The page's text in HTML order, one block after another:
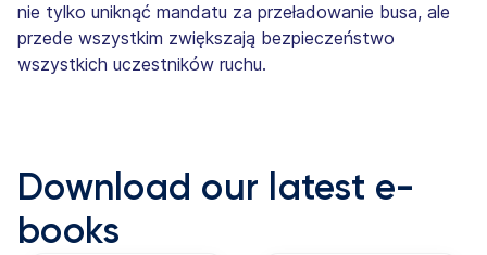
nie tylko uniknąć mandatu za przeładowanie busa, ale
przede wszystkim zwiększają bezpieczeństwo
wszystkich uczestników ruchu.
Download our latest e-
books